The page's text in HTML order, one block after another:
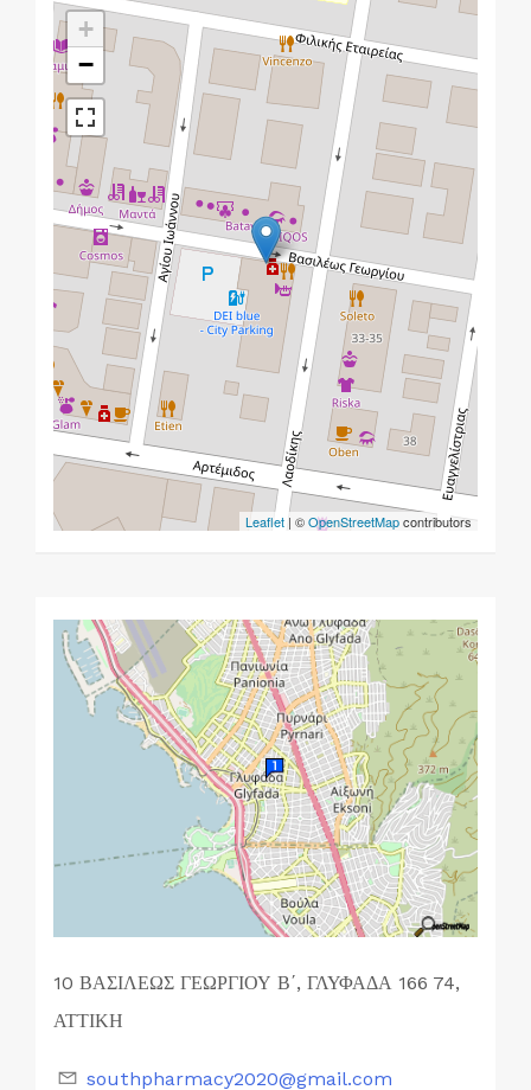
+
−
Leaflet | ©OpenStreetMapcontributors
10 ΒΑΣΙΛΕΩΣ ΓΕΩΡΓΙΟΥ Β΄, ΓΛΥΦΑΔΑ 166 74,
ΑΤΤΙΚΗ
southpharmacy2020@gmail.com